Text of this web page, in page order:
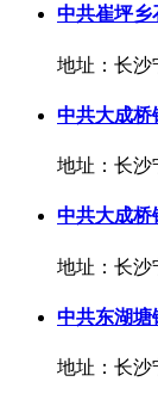
中共崔坪乡
地址：长沙
中共大成桥
地址：长沙
中共大成桥
地址：长沙
中共东湖塘
地址：长沙